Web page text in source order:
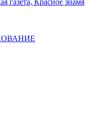
газета, Красное знамя